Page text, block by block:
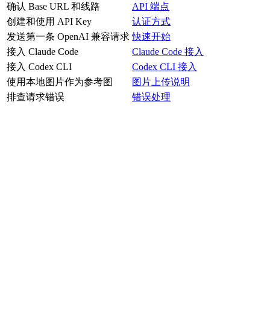
确认 Base URL 和线路
API 端点
创建和使用 API Key
认证方式
发送第一条 OpenAI 兼容请求 快速开始
接入 Claude Code
Claude Code 接入
接入 Codex CLI
Codex CLI 接入
使用本地图片作为参考图
图片上传说明
排查请求错误
错误处理